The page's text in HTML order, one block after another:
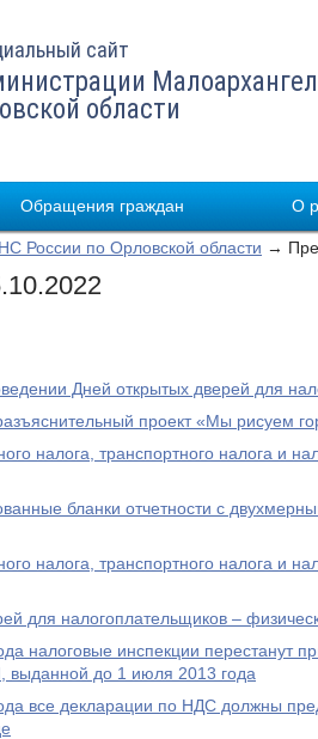
сайт
области
Обращения граждан О
России по Орловской области →
Дней открытых дверей для
проект «Мы рисуем
налога, транспортного налога и
бланки отчетности с
налога, транспортного налога и
для налогоплательщиков –
налоговые инспекции перестанут
до 1 июля 2013 года
все декларации по НДС должны